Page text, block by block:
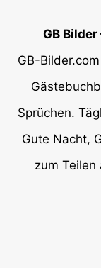
GB
GB-
Sprüchen.
Gute Nacht,
zum Teilen